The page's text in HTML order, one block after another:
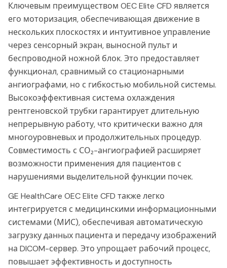
Ключевым преимуществом OEC Elite CFD является
его моторизация, обеспечивающая движение в
нескольких плоскостях и интуитивное управление
через сенсорный экран, выносной пульт и
беспроводной ножной блок. Это предоставляет
функционал, сравнимый со стационарными
ангиографами, но с гибкостью мобильной системы.
Высокоэффективная система охлаждения
рентгеновской трубки гарантирует длительную
непрерывную работу, что критически важно для
многоуровневых и продолжительных процедур.
Совместимость с СО₂-ангиографией расширяет
возможности применения для пациентов с
нарушениями выделительной функции почек.
GE HealthCare OEC Elite CFD также легко
интегрируется с медицинскими информационными
системами (МИС), обеспечивая автоматическую
загрузку данных пациента и передачу изображений
на DICOM-сервер. Это упрощает рабочий процесс,
повышает эффективность и доступность